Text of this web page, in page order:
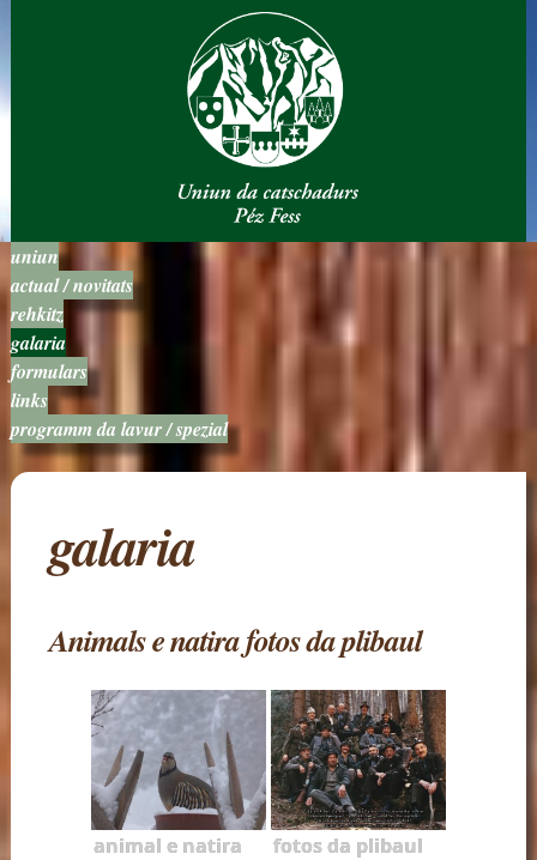
uniun
actual / novitats
rehkitz
galaria
formulars
links
programm da lavur / spezial
galaria
Animals e natira fotos da plibaul
animal e natira fotos da plibaul